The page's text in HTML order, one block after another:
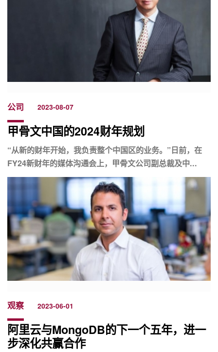
公司 2023-08-07
甲骨文中国的2024财年规划
“从新的财年开始，我负责整个中国区的业务。”日前，在
FY24新财年的媒体沟通会上，甲骨文公司副总裁及中...
观察 2023-06-01
阿里云与MongoDB的下一个五年，进一
步深化共赢合作